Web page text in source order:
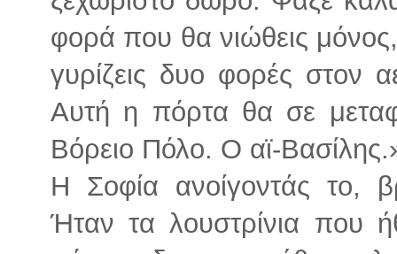
φορά που θα νιώθεις μόνος,
γυρίζεις δυο φορές στον
Αυτή η πόρτα θα σε
Βόρειο Πόλο. Ο αϊ-
Η Σοφία ανοίγοντάς το,
Ήταν τα λουστρίνια που